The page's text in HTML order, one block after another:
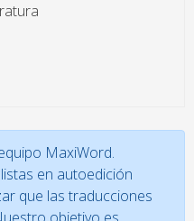
MaxiWord.
en autoedición
que las traducciones